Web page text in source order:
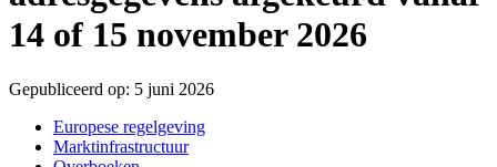
14 of 15 november 2026
Gepubliceerd op: 5 juni 2026
Europese regelgeving
Marktinfrastructuur